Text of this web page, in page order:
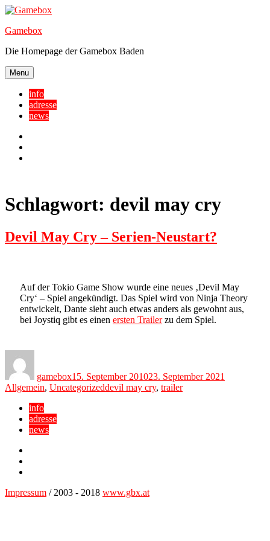
Skip
content
Gamebox
Die Homepage der Gamebox Baden
Menu
info
adresse
news
Schlagwort: devil may cry
Devil May Cry – Serien-Neustart?
Auf der Tokio Game Show wurde eine neues ‚Devil May
Cry‘ – Spiel angekündigt. Das Spiel wird von Ninja Theory
entwickelt, Dante sieht auch etwas anders als gewohnt aus,
bei Joystiq gibt es einen ersten Trailerzu dem Spiel.
gamebox15. September 201023. September 2021
Allgemein, UncategorizedTags
devil may cry, trailer
info
adresse
news
Impressum / 2003 - 2018 www.gbx.at